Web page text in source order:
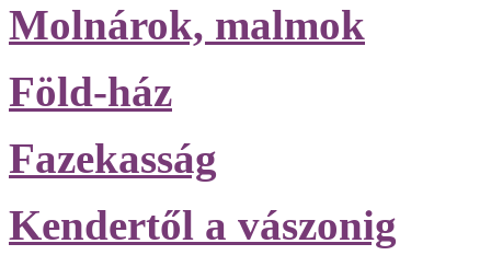
Molnárok, malmok
Föld-ház
Fazekasság
Kendertől a vászonig